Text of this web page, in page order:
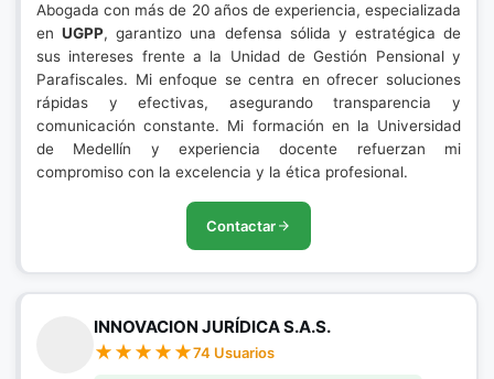
Abogada con más de 20 años de experiencia, especializada
enUGPP, garantizo una defensa sólida y estratégica de
sus intereses frente a la Unidad de Gestión Pensional y
Parafiscales. Mi enfoque se centra en ofrecer soluciones
rápidas y efectivas, asegurando transparencia y
comunicación constante. Mi formación en la Universidad
de Medellín y experiencia docente refuerzan mi
compromiso con la excelencia y la ética profesional.
Contactar
INNOVACION JURÍDICA S.A.S.
74 Usuarios